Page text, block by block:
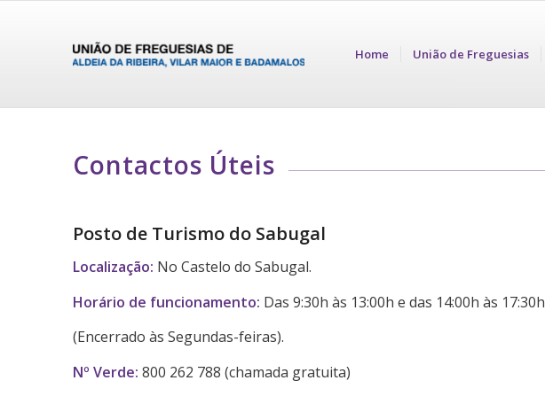
Home União de Freguesias
Contactos Úteis
Posto de Turismo do Sabugal
Localização: No Castelo do Sabugal.
Horário de funcionamento: Das 9:30h às 13:00h e das 14:00h às 17:30h
(Encerrado às Segundas-feiras).
Nº Verde: 800 262 788 (chamada gratuita)